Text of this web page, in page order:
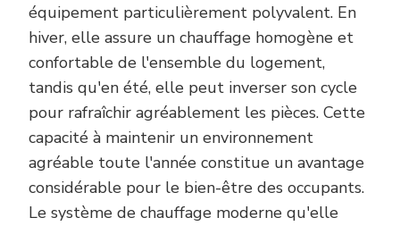
équipement particulièrement polyvalent. En
hiver, elle assure un chauffage homogène et
confortable de l'ensemble du logement,
tandis qu'en été, elle peut inverser son cycle
pour rafraîchir agréablement les pièces. Cette
capacité à maintenir un environnement
agréable toute l'année constitue un avantage
considérable pour le bien-être des occupants.
Le système de chauffage moderne qu'elle